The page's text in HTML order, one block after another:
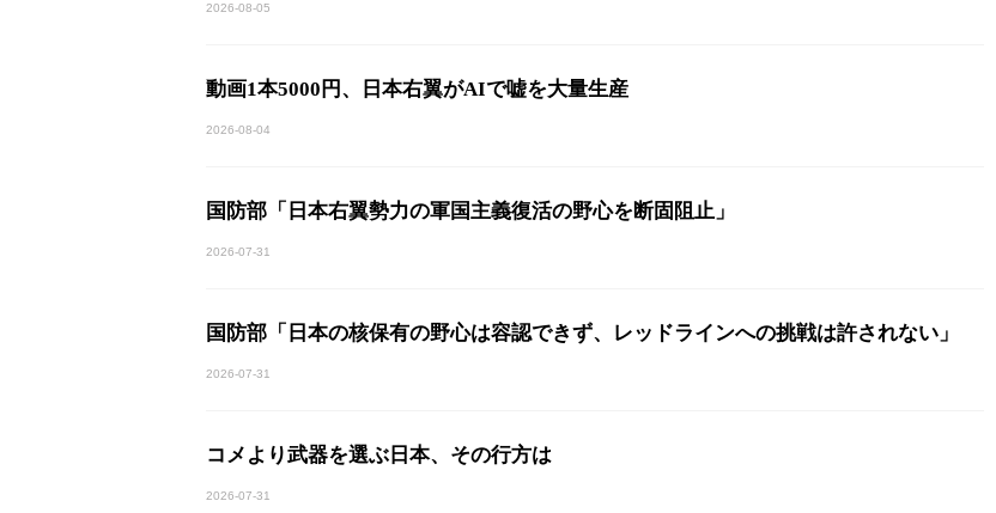
2026-08-05
動画1本5000円、日本右翼がAIで嘘を大量生産
2026-08-04
国防部「日本右翼勢力の軍国主義復活の野心を断固阻止」
2026-07-31
国防部「日本の核保有の野心は容認できず、レッドラインへの挑戦は許されない」
2026-07-31
コメより武器を選ぶ日本、その行方は
2026-07-31